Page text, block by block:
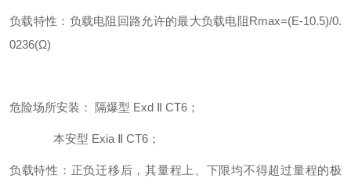
负载特性：负载电阻回路允许的最大负载电阻Rmax=(E-10.5)/0.
0236(Ω)
危险场所安装： 隔爆型 Exd Ⅱ CT6；
本安型 Exia Ⅱ CT6；
负载特性：正负迁移后，其量程上、下限均不得超过量程的极